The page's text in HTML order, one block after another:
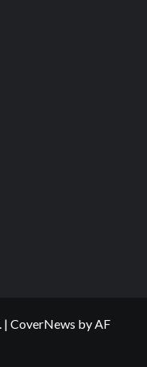
| CoverNews by AF